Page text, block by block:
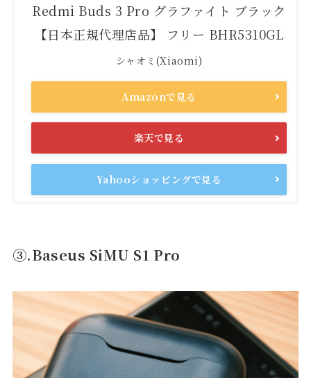
Redmi Buds 3 Pro グラファイト ブラック
【日本正規代理店品】 フリー BHR5310GL
シャオミ(Xiaomi)
Amazonで見る
楽天で見る
Yahooショッピングで見る
③.Baseus SiMU S1 Pro